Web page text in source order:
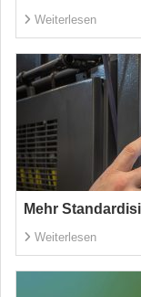
Weiterlesen
Mehr
Weiterlesen